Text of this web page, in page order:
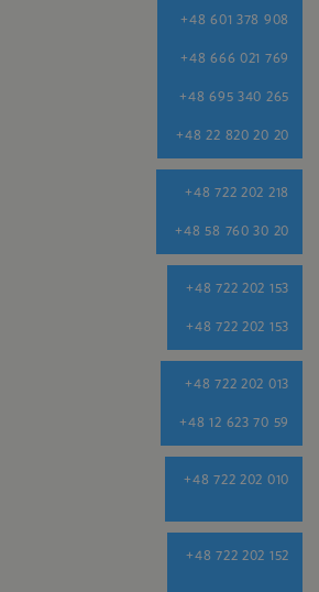
+48 601 378 908
+48 666 021 769
+48 695 340 265
+48 22 820 20 20
+48 722 202 218
+48 58 760 30 20
+48 722 202 153
+48 722 202 153
+48 722 202 013
+48 12 623 70 59
+48 722 202 010
+48 722 202 152